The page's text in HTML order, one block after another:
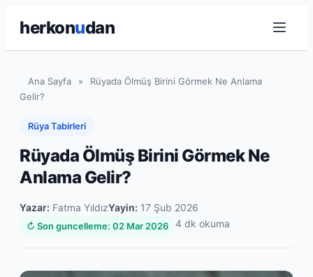
herkonudan
Ana Sayfa »
Rüyada Ölmüş Birini Görmek Ne Anlama
Gelir?
Rüya Tabirleri
Rüyada Ölmüş Birini Görmek Ne
Anlama Gelir?
Yazar: Fatma YıldızYayin: 17 Şub 2026
↻ Son guncelleme: 02 Mar 2026 4 dk okuma